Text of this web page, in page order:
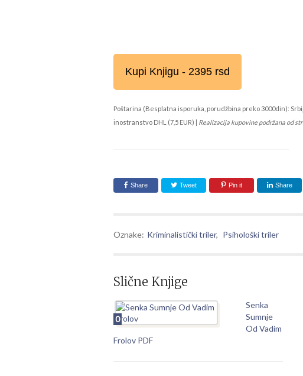
Kupi Knjigu - 2395 rsd
Poštarina (Besplatna isporuka, porudžbina preko 3000din):
inostranstvo DHL (7,5 EUR) | Realizacija kupovine podržana od
Share Tweet Pin it Share
Oznake: Kriminalistički triler, Psihološki triler
Slične Knjige
0
Senka
Sumnje
Od Vadim
Frolov PDF